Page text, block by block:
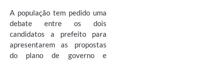
A população tem pedido uma
debate entre os dois
candidatos a prefeito para
apresentarem as propostas
do plano de governo e